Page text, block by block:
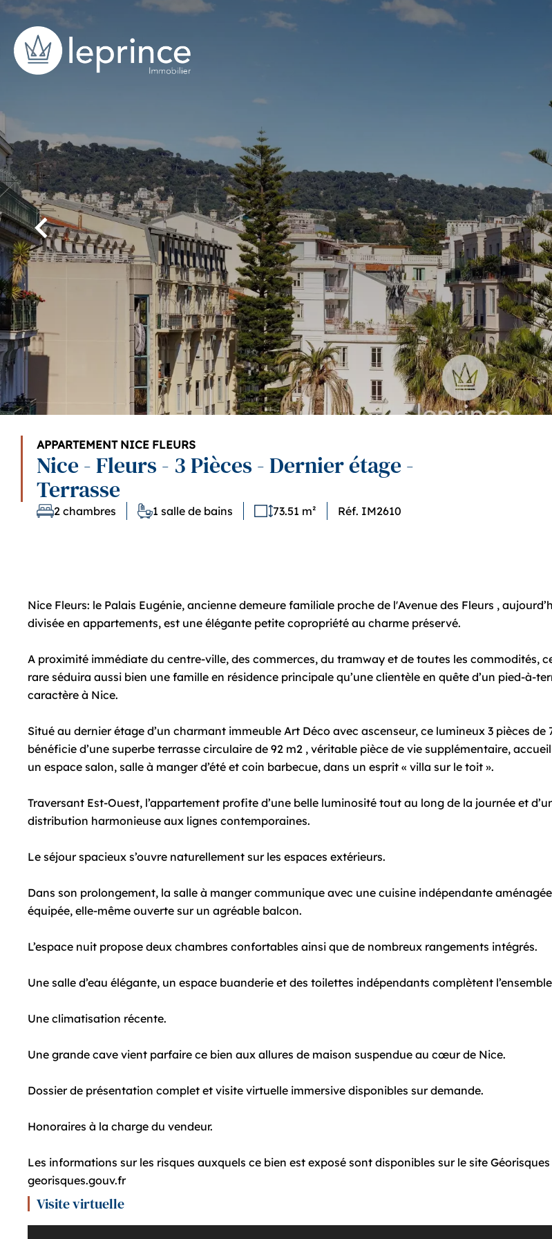
APPARTEMENT NICE FLEURS
Nice - Fleurs - 3 Pièces - Dernier étage -
Terrasse
2 chambres 1 salle de bains 73.51 m² Réf. IM2610
Nice Fleurs: le Palais Eugénie, ancienne demeure familiale proche de l'Avenue des Fleurs ,
divisée en appartements, est une élégante petite copropriété au charme préservé.
A proximité immédiate du centre-ville, des commerces, du tramway et de toutes les commodités,
rare séduira aussi bien une famille en résidence principale qu’une clientèle en quête d’un pied-à-
caractère à Nice.
Situé au dernier étage d’un charmant immeuble Art Déco avec ascenseur, ce lumineux 3 pièces de
bénéficie d’une superbe terrasse circulaire de 92 m2 , véritable pièce de vie supplémentaire,
un espace salon, salle à manger d’été et coin barbecue, dans un esprit « villa sur le toit ».
Traversant Est-Ouest, l’appartement profite d’une belle luminosité tout au long de la journée et
distribution harmonieuse aux lignes contemporaines.
Le séjour spacieux s’ouvre naturellement sur les espaces extérieurs.
Dans son prolongement, la salle à manger communique avec une cuisine indépendante
équipée, elle-même ouverte sur un agréable balcon.
L’espace nuit propose deux chambres confortables ainsi que de nombreux rangements intégrés.
Une salle d’eau élégante, un espace buanderie et des toilettes indépendants complètent
Une climatisation récente.
Une grande cave vient parfaire ce bien aux allures de maison suspendue au cœur de Nice.
Dossier de présentation complet et visite virtuelle immersive disponibles sur demande.
Honoraires à la charge du vendeur.
Les informations sur les risques auxquels ce bien est exposé sont disponibles sur le site Géorisques
georisques.gouv.fr
Visite virtuelle